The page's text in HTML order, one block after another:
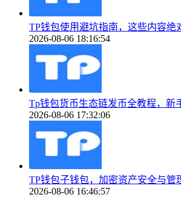
TP钱包使用避坑指南，这些内容绝
2026-08-06 18:16:54
Tp钱包货币生态链发币全教程，新
2026-08-06 17:32:06
TP钱包子钱包，加密资产安全与管
2026-08-06 16:46:57